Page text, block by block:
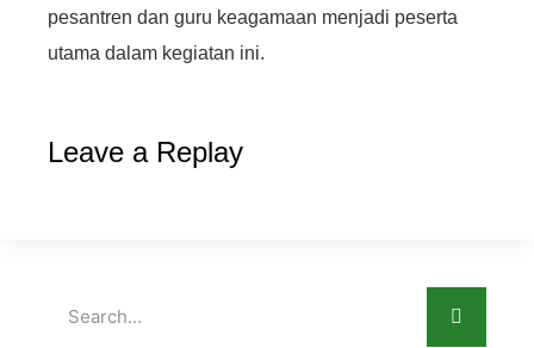
pesantren dan guru keagamaan menjadi peserta
utama dalam kegiatan ini.
Leave a Replay